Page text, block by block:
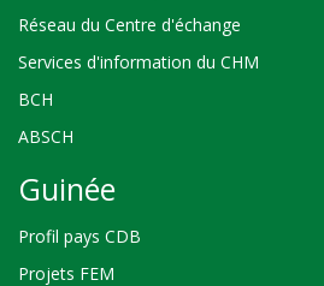
Réseau du Centre d'échange
Services d'information du CHM
BCH
ABSCH
Guinée
Profil pays CDB
Projets FEM